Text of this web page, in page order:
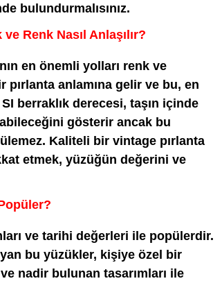
bulundurmalısınız.
Renk Nasıl Anlaşılır?
en önemli yolları renk ve
pırlanta anlamına gelir ve bu, en
berraklık derecesi, taşın içinde
gösterir ancak bu
Kaliteli bir vintage pırlanta
etmek, yüzüğün değerini ve
ve tarihi değerleri ile popülerdir.
bu yüzükler, kişiye özel bir
nadir bulunan tasarımları ile